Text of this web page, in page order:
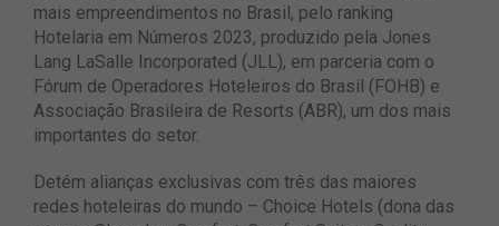
mais empreendimentos no Brasil, pelo ranking
Hotelaria em Números 2023, produzido pela Jones
Lang LaSalle Incorporated (JLL), em parceria com o
Fórum de Operadores Hoteleiros do Brasil (FOHB) e
Associação Brasileira de Resorts (ABR), um dos mais
importantes do setor.
Detém alianças exclusivas com três das maiores
redes hoteleiras do mundo – Choice Hotels (dona das